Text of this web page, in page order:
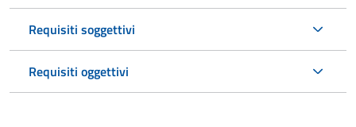
Requisiti soggettivi
Requisiti oggettivi